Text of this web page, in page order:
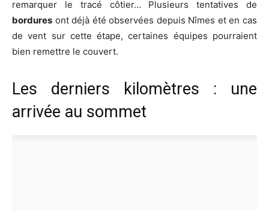
remarquer le tracé côtier… Plusieurs tentatives de
bordures ont déjà été observées depuis Nîmes et en cas
de vent sur cette étape, certaines équipes pourraient
bien remettre le couvert.
Les derniers kilomètres : une
arrivée au sommet